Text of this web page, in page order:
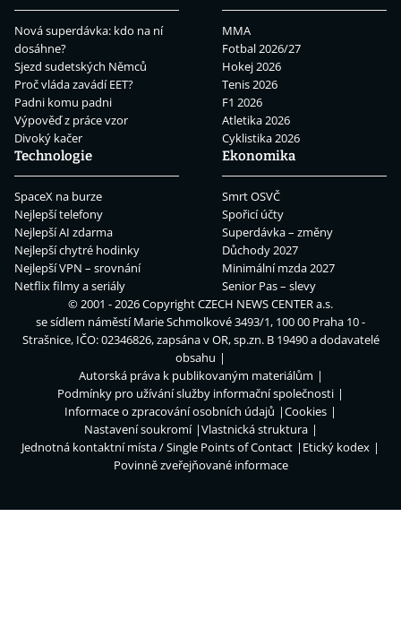
Nová superdávka: kdo na ní
dosáhne?
Sjezd sudetských Němců
Proč vláda zavádí EET?
Padni komu padni
Výpověď z práce vzor
Divoký kačer
MMA
Fotbal 2026/27
Hokej 2026
Tenis 2026
F1 2026
Atletika 2026
Cyklistika 2026
Technologie
SpaceX na burze
Nejlepší telefony
Nejlepší AI zdarma
Nejlepší chytré hodinky
Nejlepší VPN – srovnání
Netflix filmy a seriály
Ekonomika
Smrt OSVČ
Spořicí účty
Superdávka – změny
Důchody 2027
Minimální mzda 2027
Senior Pas – slevy
© 2001 - 2026 CopyrightCZECH NEWS CENTER a.s.
se sídlem náměstí Marie Schmolkové 3493/1, 100 00 Praha 10 -
Strašnice, IČO: 02346826, zapsána v OR, sp.zn. B 19490 a dodavatelé
obsahu
Autorská práva k publikovaným materiálům
Podmínky pro užívání služby informační společnosti
Informace o zpracování osobních údajů
Cookies
Nastavení soukromí
Vlastnická struktura
Jednotná kontaktní místa / Single Points of Contact
Etický kodex
Povinně zveřejňované informace